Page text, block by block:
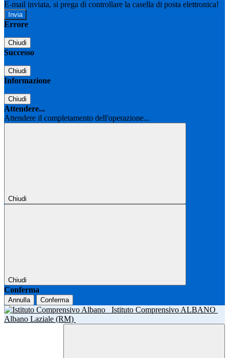
E-mail inviata, si prega di controllare la casella di posta elettronica!
Errore
Chiudi
Successo
Chiudi
Informazione
Chiudi
Attendere...
Attendere il completamento dell'operazione...
Chiudi
Chiudi
Conferma
Annulla Conferma
Istituto Comprensivo ALBANO
Albano Laziale (RM)